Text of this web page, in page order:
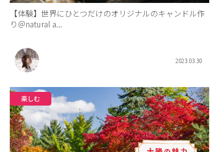
【体験】世界にひとつだけのオリジナルのキャンドル作
り＠natural a...
2023.03.30
楽しむ